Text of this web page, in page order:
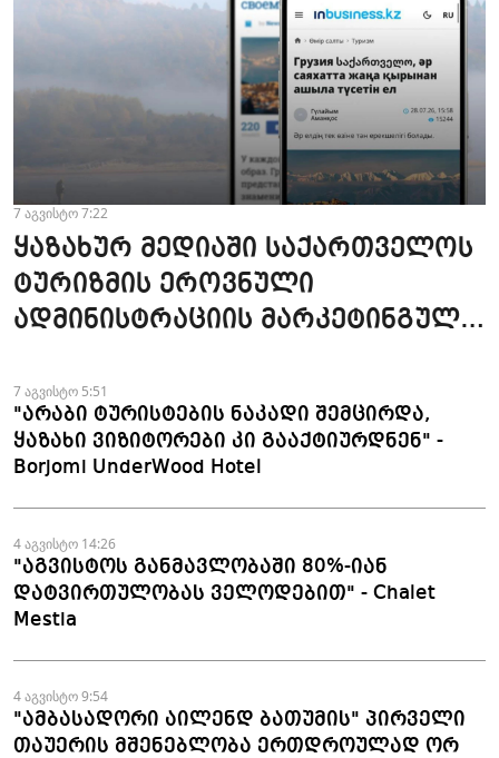
7 აგვისტო 7:22
ყაზახურ მედიაში საქართველოს
ტურიზმის ეროვნული
ადმინისტრაციის მარკეტინგული
მომზადდა
7 აგვისტო 5:51
"არაბი ტურისტების ნაკადი შემცირდა,
ყაზახი ვიზიტორები კი გააქტიურდნენ" -
Borjomi UnderWood Hotel
4 აგვისტო 14:26
"აგვისტოს განმავლობაში 80%-იან
დატვირთულობას ველოდებით" - Chalet
Mestia
4 აგვისტო 9:54
"ამბასადორი აილენდ ბათუმის" პირველი
თაუერის მშენებლობა ერთდროულად ორ